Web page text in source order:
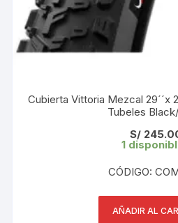
Cubierta Vittoria Mezcal 29´´x
Tubeles
S/
1
CÓDIGO:
AÑADIR AL